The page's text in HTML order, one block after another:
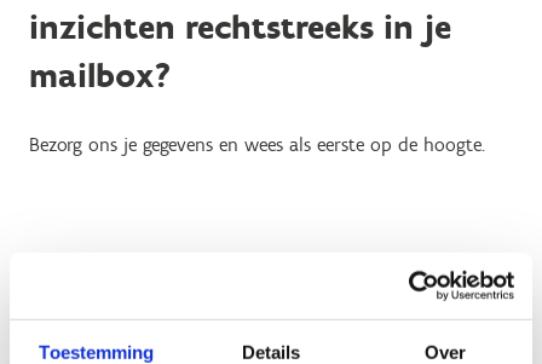
Toestemming Details Over
inzichten rechtstreeks in je
mailbox?
Bezorg ons je gegevens en wees als eerste op de hoogte.